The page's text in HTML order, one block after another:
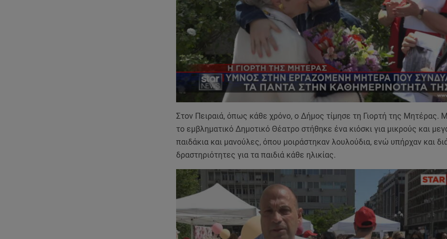
Στον Πειραιά, όπως κάθε χρόνο, ο Δήμος τίμησε τη Γιορτή της Μητέρας.
το εμβληματικό Δημοτικό Θέατρο στήθηκε ένα κιόσκι για μικρούς και
παιδάκια και μανούλες, όπου μοιράστηκαν λουλούδια, ενώ υπήρχαν και
δραστηριότητες για τα παιδιά κάθε ηλικίας.